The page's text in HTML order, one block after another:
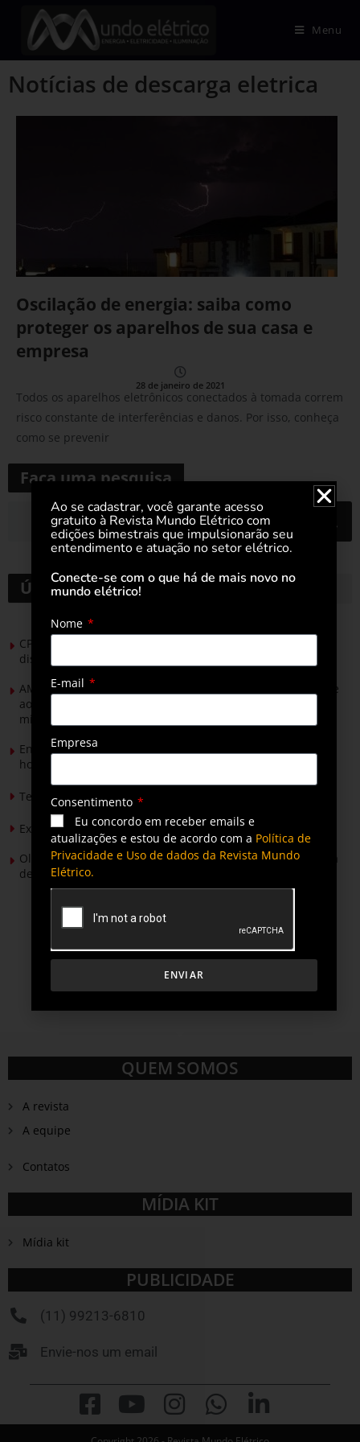
Menu
Notícias de descarga eletrica
Oscilação de energia: saiba como
proteger os aparelhos de sua casa e
empresa
28 de janeiro de 2021
Todos os aparelhos eletrônicos conectados à tomada correm
risco constante de interferências e danos. Por isso, conheça
como se prevenir
Faça uma pesquisa
Últimas notícias
CPFL Energia e TIM se unem para criar a rede de
distribuição do futuro com tecnologia privativa
AMIG Brasil convida pré-candidatos ao Governo de Minas e
ao Senado para discutir propostas para os municípios
mineradores e afetados
Energia solar permitirá ampliar em 25% a produção de
hortaliças em projeto social no Tocantins
Tendências de Iluminação em 2026
Expansão da energia solar no Brasil
Olimpíada Nacional de Eficiência Energética alcança marca
de 50 mil inscritos
QUEM SOMOS
A revista
A equipe
Contatos
MÍDIA KIT
Mídia kit
PUBLICIDADE
(11) 99213-6810
Envie-nos um email
Ao se cadastrar, você garante acesso
gratuito à Revista Mundo Elétrico com
edições bimestrais que impulsionarão seu
entendimento e atuação no setor elétrico.
Conecte-se com o que há de mais novo no
mundo elétrico!
Nome
E-mail
Empresa
Consentimento
Eu concordo em receber emails e
atualizações e estou de acordo com a Política de
Privacidade e Uso de dados da Revista Mundo
Elétrico.
ENVIAR